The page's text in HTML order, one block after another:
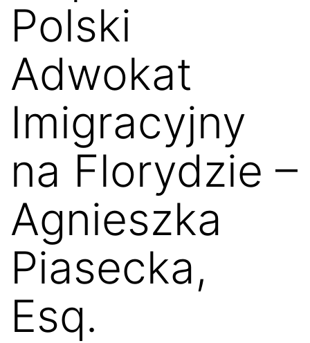
Polski
Adwokat
Imigracyjny
na Florydzie –
Agnieszka
Piasecka,
Esq.